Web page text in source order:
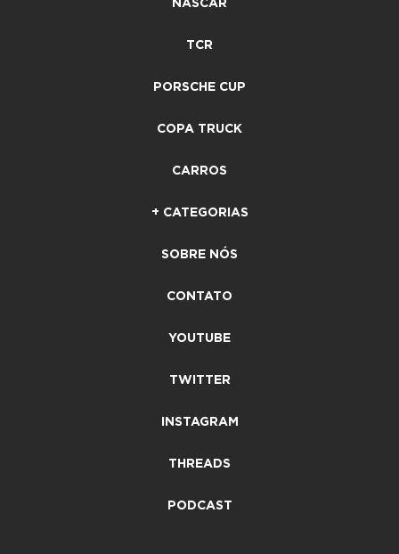
NASCAR
TCR
PORSCHE CUP
COPA TRUCK
CARROS
+ CATEGORIAS
SOBRE NÓS
CONTATO
YOUTUBE
TWITTER
INSTAGRAM
THREADS
PODCAST